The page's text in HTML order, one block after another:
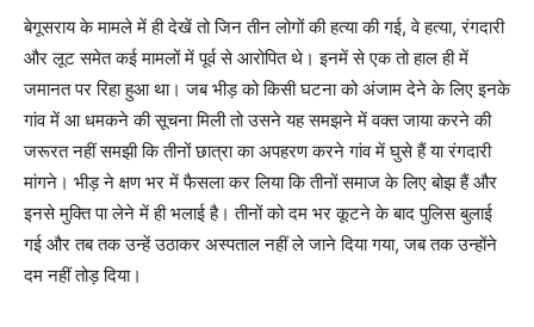
बेगूसराय के मामले में ही देखें तो जिन तीन लोगों की हत्या की गई, वे हत्या, रंगदारी
और लूट समेत कई मामलों में पूर्व से आरोपित थे। इनमें से एक तो हाल ही में
जमानत पर रिहा हुआ था। जब भीड़ को किसी घटना को अंजाम देने के लिए इनके
गांव में आ धमकने की सूचना मिली तो उसने यह समझने में वक्त जाया करने की
जरूरत नहीं समझी कि तीनों छात्रा का अपहरण करने गांव में घुसे हैं या रंगदारी
मांगने। भीड़ ने क्षण भर में फैसला कर लिया कि तीनों समाज के लिए बोझ हैं और
इनसे मुक्ति पा लेने में ही भलाई है। तीनों को दम भर कूटने के बाद पुलिस बुलाई
गई और तब तक उन्हें उठाकर अस्पताल नहीं ले जाने दिया गया, जब तक उन्होंने
दम नहीं तोड़ दिया।